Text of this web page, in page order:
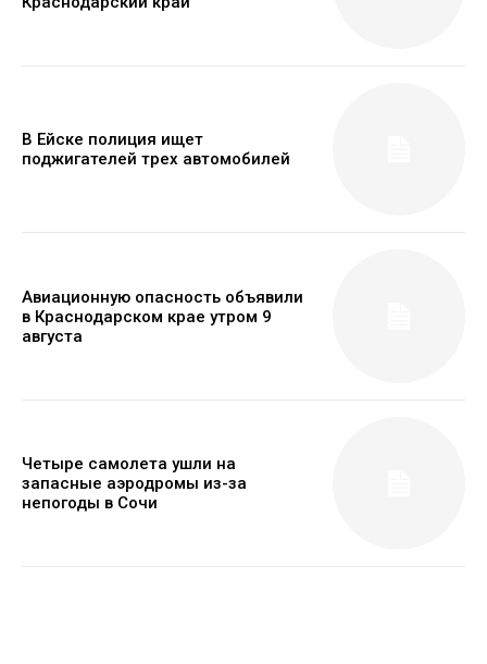
В Ейске полиция ищет
поджигателей трех автомобилей
Авиационную опасность объявили
в Краснодарском крае утром 9
августа
Четыре самолета ушли на
запасные аэродромы из-за
непогоды в Сочи